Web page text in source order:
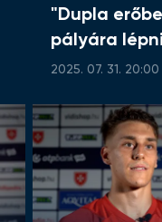
"Dupla
pályára
2025. 07. 31. 20:00